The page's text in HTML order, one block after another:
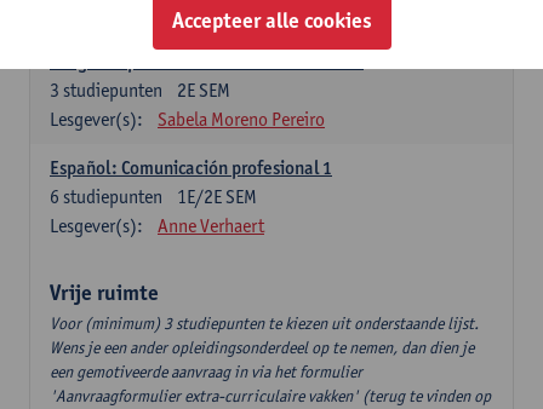
Sabela Moreno Pereiro
2E SEM
3 studiepunten
Lesgever(s):
Sabela Moreno Pereiro
Español: Comunicación profesional 1
1E/2E SEM
6 studiepunten
Lesgever(s):
Anne Verhaert
Vrije ruimte
Voor (minimum) 3 studiepunten te kiezen uit onderstaande lijst.
Wens je een ander opleidingsonderdeel op te nemen, dan dien je
een gemotiveerde aanvraag in via het formulier
'Aanvraagformulier extra-curriculaire vakken' (terug te vinden op
Accepteer alle cookies